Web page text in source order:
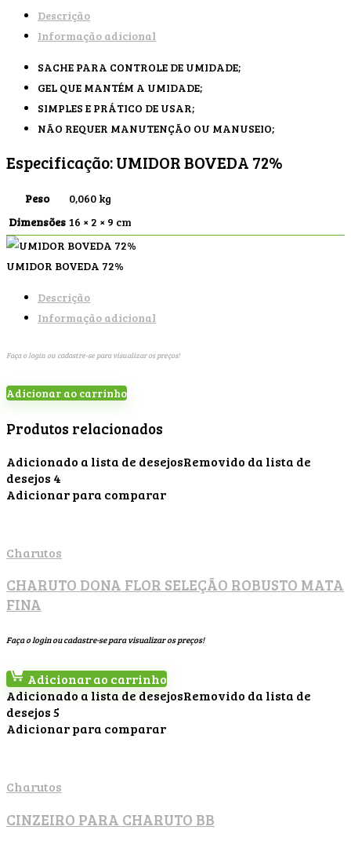
Descrição
Informação adicional
SACHE PARA CONTROLE DE UMIDADE;
GEL QUE MANTÉM A UMIDADE;
SIMPLES E PRÁTICO DE USAR;
NÃO REQUER MANUTENÇÃO OU MANUSEIO;
Especificação:UMIDOR BOVEDA 72%
Peso
0,060 kg
Dimensões 16 × 2 × 9 cm
UMIDOR BOVEDA 72%
Descrição
Informação adicional
Faça o login ou cadastre-se para visualizar os preços!
Adicionar ao carrinho
Produtos relacionados
Adicionado a lista de desejosRemovido da lista de
desejos 4
Adicionar para comparar
Charutos
CHARUTO DONA FLOR SELEÇÃO ROBUSTO MATA
FINA
Faça o login ou cadastre-se para visualizar os preços!
Adicionar ao carrinho
Adicionado a lista de desejosRemovido da lista de
desejos5
Adicionar para comparar
Charutos
CINZEIRO PARA CHARUTO BB